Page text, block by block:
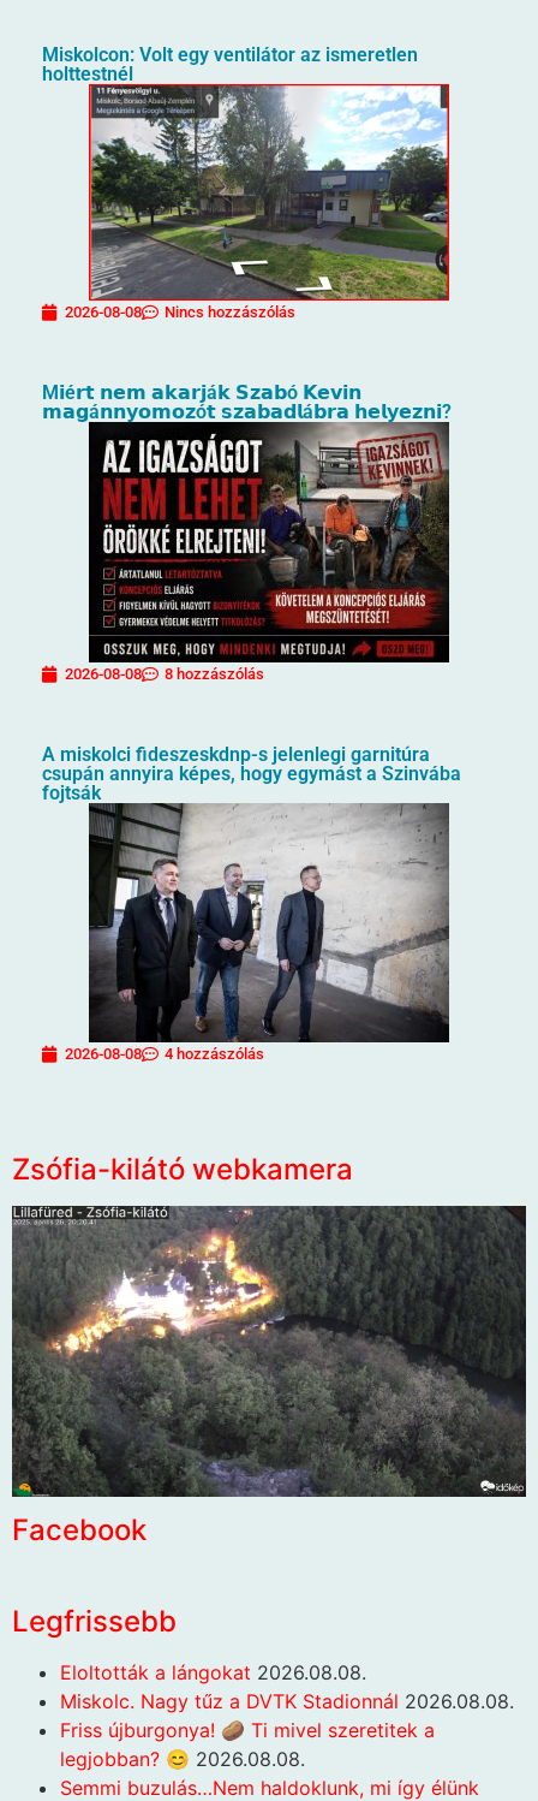
Miskolcon: Volt egy ventilátor az ismeretlen
holttestnél
2026-08-08 Nincs hozzászólás
M𝗶é𝗿𝘁 𝗻𝗲𝗺 𝗮𝗸𝗮𝗿𝗷á𝗸 𝗦𝘇𝗮𝗯ó 𝗞𝗲𝘃𝗶𝗻
𝗺𝗮𝗴á𝗻𝗻𝘆𝗼𝗺𝗼𝘇ó𝘁 𝘀𝘇𝗮𝗯𝗮𝗱𝗹á𝗯𝗿𝗮 𝗵𝗲𝗹𝘆𝗲𝘇𝗻𝗶?
2026-08-08 8 hozzászólás
A miskolci fideszeskdnp-s jelenlegi garnitúra
csupán annyira képes, hogy egymást a Szinvába
fojtsák
2026-08-08 4 hozzászólás
Zsófia-kilátó webkamera
Facebook
Legfrissebb
Eloltották a lángokat 2026.08.08.
Miskolc. Nagy tűz a DVTK Stadionnál 2026.08.08.
Friss újburgonya! 🥔 Ti mivel szeretitek a
legjobban? 😊 2026.08.08.
Semmi buzulás…Nem haldoklunk, mi így élünk